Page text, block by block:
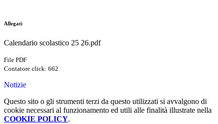
Allegati
Calendario scolastico 25 26.pdf
File PDF
Contatore click: 662
Notizie
Questo sito o gli strumenti terzi da questo utilizzati si avvalgono di
cookie necessari al funzionamento ed utili alle finalità illustrate nella
COOKIE POLICY.